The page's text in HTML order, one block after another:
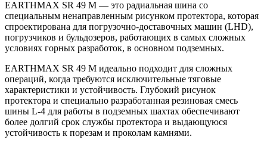
EARTHMAX SR 49 M — это радиальная шина со
специальным ненаправленным рисунком протектора, которая
спроектирована для погрузочно-доставочных машин (LHD),
погрузчиков и бульдозеров, работающих в самых сложных
условиях горных разработок, в основном подземных.
EARTHMAX SR 49 M идеально подходит для сложных
операций, когда требуются исключительные тяговые
характеристики и устойчивость. Глубокий рисунок
протектора и специально разработанная резиновая смесь
шины L-4 для работы в подземных шахтах обеспечивают
более долгий срок службы протектора и выдающуюся
устойчивость к порезам и проколам камнями.